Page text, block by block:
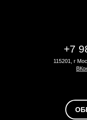
+7
115201, г